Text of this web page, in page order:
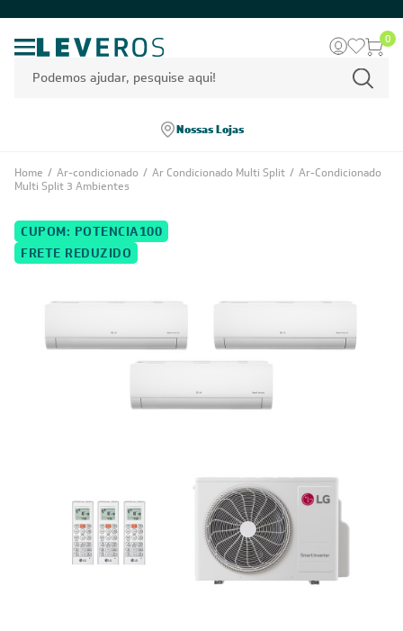
0
Nossas Lojas
Home / Ar-condicionado / Ar Condicionado Multi Split / Ar-Condicionado
Multi Split 3 Ambientes
CUPOM: POTENCIA100
FRETE REDUZIDO